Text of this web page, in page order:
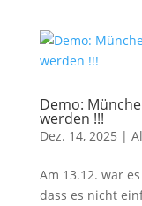
Demo:
werden !!!
Dez. 14, 2025 |
Am 13.12. war
dass es nicht